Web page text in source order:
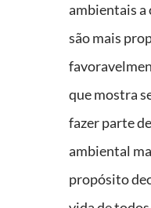
ambientais a
são mais
que mostra
fazer parte
ambiental
propósito